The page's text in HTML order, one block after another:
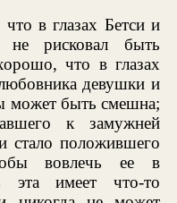
в глазах Бетси и
не рисковал быть
что в глазах
девушки и
может быть смешна;
к замужней
положившего
вовлечь ее в
эта имеет что-то